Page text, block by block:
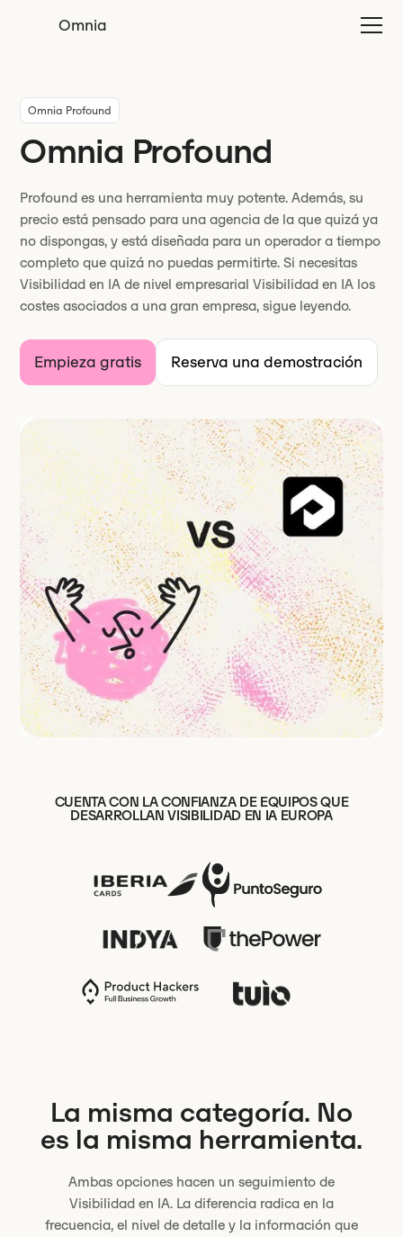
Omnia
Omnia Profound
Omnia Profound
Profound es una herramienta muy potente. Además, su
precio está pensado para una agencia de la que quizá ya
no dispongas, y está diseñada para un operador a tiempo
completo que quizá no puedas permitirte. Si necesitas
Visibilidad en IA de nivel empresarial Visibilidad en IA los
costes asociados a una gran empresa, sigue leyendo.
Empieza gratis Reserva una demostración
CUENTA CON LA CONFIANZA DE EQUIPOS QUE
DESARROLLAN VISIBILIDAD EN IA EUROPA
La misma categoría. No
es la misma herramienta.
Ambas opciones hacen un seguimiento de
Visibilidad en IA. La diferencia radica en la
frecuencia, el nivel de detalle y la información que